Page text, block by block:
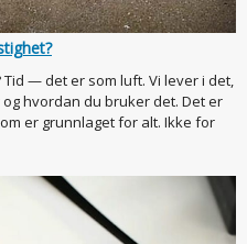
— det er som luft. Vi lever i det,
hvordan du bruker det. Det er
er grunnlaget for alt. Ikke for